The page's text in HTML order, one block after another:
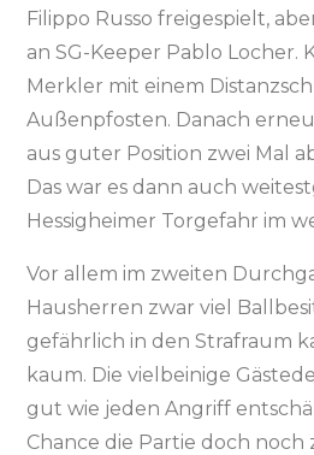
Filippo Russo freigespielt,
an SG-Keeper Pablo Locher.
Merkler mit einem
Außenpfosten. Danach
aus guter Position zwei Mal
Das war es dann auch
Hessigheimer Torgefahr im
Vor allem im zweiten
Hausherren zwar viel
gefährlich in den Strafraum
kaum. Die vielbeinige
gut wie jeden Angriff
Chance die Partie doch noch